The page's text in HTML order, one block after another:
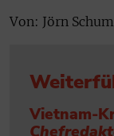
Von: Jörn
Vietnam-